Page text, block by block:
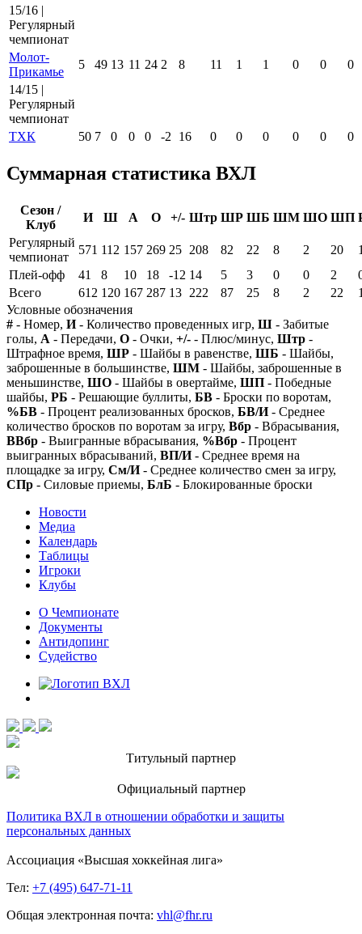
15/16 |
Регулярный
чемпионат
Молот-
Прикамье
5 49 13 11 24 2 8 11 1 1 0 0
0
14/15 |
Регулярный
чемпионат
ТХК
50 7 0 0 0 -2 16 0 0 0 0 0 0
Суммарная статистика ВХЛ
Сезон /
Клуб
И Ш А О +/- Штр ШР ШБ ШМ ШО ШП
Регулярный
чемпионат
571 112 157 269 25 208 82 22 8 2 20
Плей-офф
41 8 10 18 -12 14 5 3 0 0 2
Всего
612 120 167 287 13 222 87 25 8 2 22
Условные обозначения
# - Номер, И- Количество проведенных игр, Ш - Забитые
голы, А - Передачи, О - Очки, +/- - Плюс/минус, Штр -
Штрафное время, ШР - Шайбы в равенстве, ШБ - Шайбы,
заброшенные в большинстве, ШМ - Шайбы, заброшенные в
меньшинстве, ШО - Шайбы в овертайме, ШП - Победные
шайбы, РБ - Решающие буллиты, БВ - Броски по воротам,
%БВ - Процент реализованных бросков, БВ/И- Среднее
количество бросков по воротам за игру, Вбр - Вбрасывания,
ВВбр - Выигранные вбрасывания, %Вбр - Процент
выигранных вбрасываний, ВП/И- Среднее время на
площадке за игру, См/И- Среднее количество смен за игру,
СПр - Силовые приемы, БлБ - Блокированные броски
Новости
Медиа
Календарь
Таблицы
Игроки
Клубы
О Чемпионате
Документы
Антидопинг
Судейство
Титульный партнер
Официальный партнер
Политика ВХЛ в отношении обработки и защиты
персональных данных
Ассоциация «Высшая хоккейная лига»
Тел: +7 (495) 647-71-11
Общая электронная почта: vhl@fhr.ru